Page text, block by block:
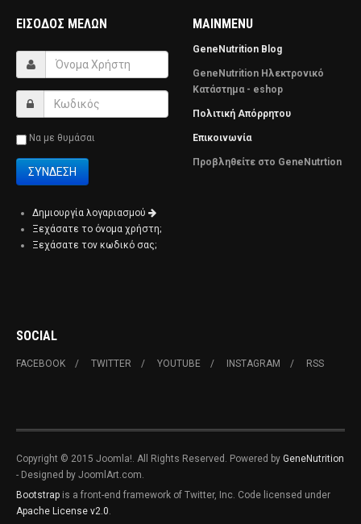
ΕΊΣΟΔΟΣ ΜΕΛΏΝ
Να με θυμάσαι
Δημιουργία λογαριασμού
Ξεχάσατε το όνομα χρήστη;
Ξεχάσατε τον κωδικό σας;
MAINMENU
GeneNutrition Blog
GeneNutrition Ηλεκτρονικό
Κατάστημα - eshop
Πολιτική Απόρρητου
Επικοινωνία
Προβληθείτε στο GeneNutrtion
SOCIAL
FACEBOOK TWITTER YOUTUBE INSTAGRAM RSS
Copyright © 2015 Joomla!. All Rights Reserved. Powered by GeneNutrition
- Designed by JoomlArt.com.
Bootstrap is a front-end framework of Twitter, Inc. Code licensed under
Apache License v2.0.